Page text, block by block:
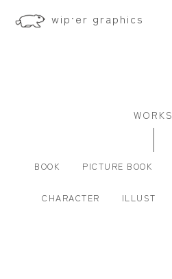
wip·er graphics
WORKS
BOOK PICTURE BOOK
CHARACTER ILLUST